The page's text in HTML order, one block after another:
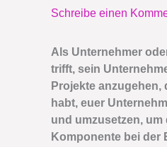
Schreibe einen
Als Unternehmer
trifft, sein
Projekte
habt, euer
und umzusetzen,
Komponente bei der